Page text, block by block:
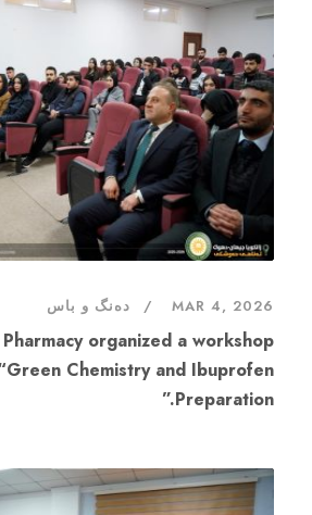
MAR 4, 2026 دەنگ و باس
organized a workshop
Chemistry and Ibuprofen
Preparation.”